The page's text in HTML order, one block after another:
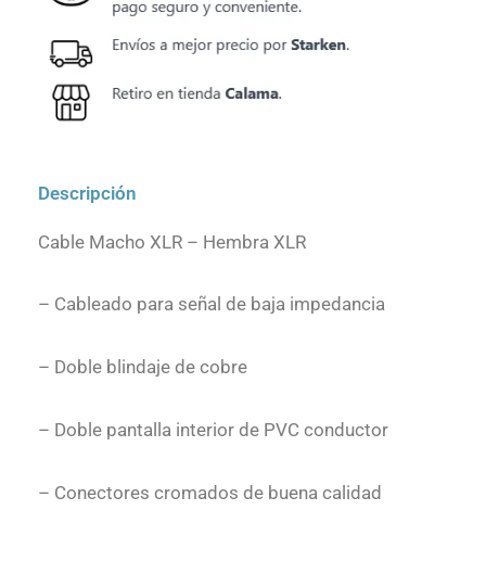
Descripción
Cable Macho XLR – Hembra XLR
– Cableado para señal de baja impedancia
– Doble blindaje de cobre
– Doble pantalla interior de PVC conductor
– Conectores cromados de buena calidad